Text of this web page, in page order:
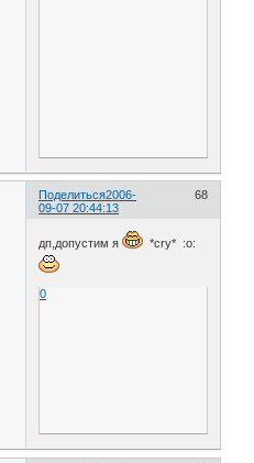
Поделиться 68
2006-
09-07 20:44:13
дп,допустим я *cry* :o:
0